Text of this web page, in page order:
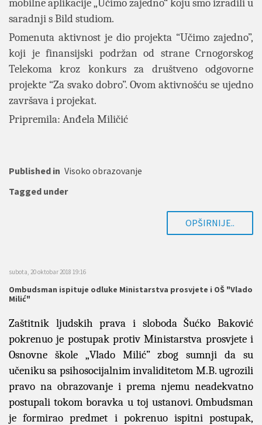
mobilne aplikacije „Učimo zajedno“ koju smo izradili u
saradnji s Bild studiom.
Pomenuta aktivnost je dio projekta “Učimo zajedno”,
koji je finansijski podržan od strane Crnogorskog
Telekoma kroz konkurs za društveno odgovorne
projekte “Za svako dobro”. Ovom aktivnošću se ujedno
završava i projekat.
Pripremila: Anđela Miličić
Published in Visoko obrazovanje
Tagged under
OPŠIRNIJE..
subota, 20 oktobar 2018 19:16
Ombudsman ispituje odluke Ministarstva prosvjete i OŠ "Vlado
Milić"
Zaštitnik ljudskih prava i sloboda Šućko Baković
pokrenuo je postupak protiv Ministarstva prosvjete i
Osnovne škole „Vlado Milić” zbog sumnji da su
učeniku sa psihosocijalnim invaliditetom M.B. ugrozili
pravo na obrazovanje i prema njemu neadekvatno
postupali tokom boravka u toj ustanovi. Ombudsman
je formirao predmet i pokrenuo ispitni postupak,